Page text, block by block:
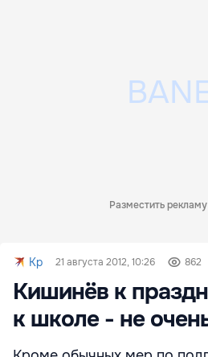
Разместить
Kp 21 августа 2012, 10:26 862
Кишинёв к
к школе - не